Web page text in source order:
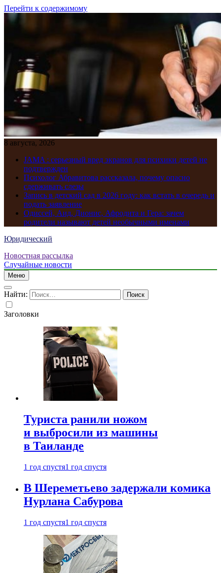
Перейти к содержимому
8 августа, 2026
JAMA : серьезный вред экранов для психики детей не
подтвержден
Психолог Абравитова рассказала, почему опасно
сдерживать слезы
Запись в детский сад в 2026 году: как встать в очередь и
подать заявление
Одиссей, Аид, Дионис, Афродита и Гера: зачем
родители называют детей необычными именами
Юридический
Новостная рассылка
Случайные новости
Меню
Найти:
Заголовки
Туриста ранили ножом
и выбросили из машины
в Таиланде
1 год спустя1 год спустя
В Шереметьево задержали комика
Нурлана Сабурова
1 год спустя1 год спустя